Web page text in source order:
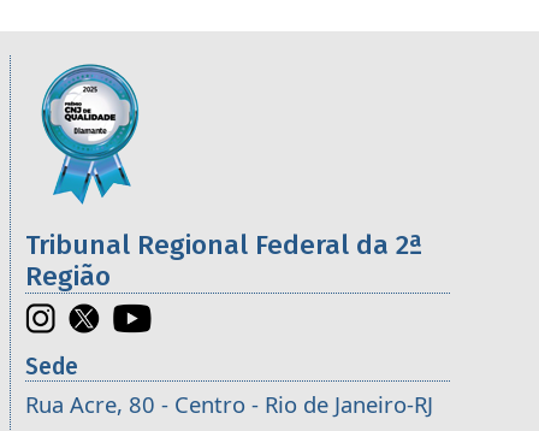
Informações úteis sobre os órgãos da 2ª
Imagem
Tribunal Regional Federal da 2ª
Região
Sede
Rua Acre, 80 - Centro - Rio de Janeiro-RJ